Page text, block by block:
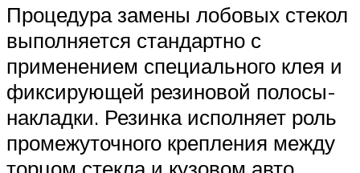
Процедура замены лобовых стекол
выполняется стандартно с
применением специального клея и
фиксирующей резиновой полосы-
накладки. Резинка исполняет роль
промежуточного крепления между
торцом стекла и кузовом авто,